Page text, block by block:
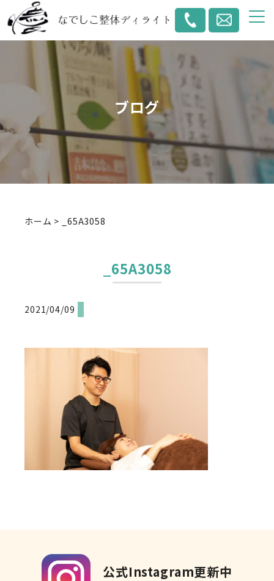
ブログ
ホーム > _65A3058
_65A3058
2021/04/09
公式Instagram更新中